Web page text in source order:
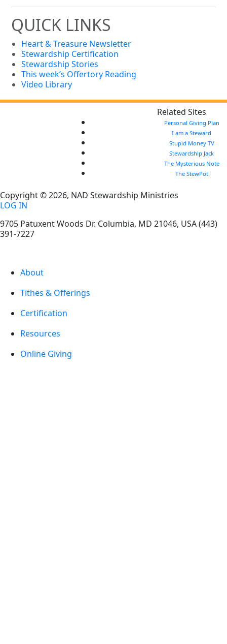
QUICK LINKS
Heart & Treasure Newsletter
Stewardship Certification
Stewardship Stories
This week’s Offertory Reading
Video Library
Related Sites
Personal Giving Plan
I am a Steward
Stupid Money TV
Stewardship Jack
The Mysterious Note
The StewPot
Copyright © 2026, NAD Stewardship Ministries
LOG IN
9705 Patuxent Woods Dr. Columbia, MD 21046, USA(443)
391-7227
About
Tithes & Offerings
Certification
Resources
Online Giving